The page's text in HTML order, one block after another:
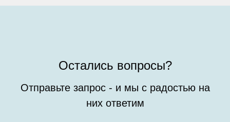
Остались вопросы?
Отправьте запрос - и мы с радостью на
них ответим